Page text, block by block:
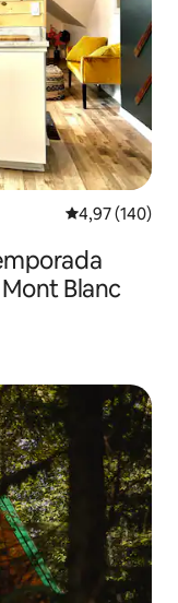
4,97 de uma
4,97 (140)
Blanc